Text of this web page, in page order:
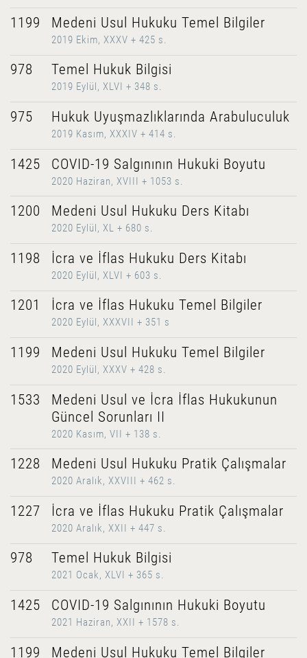
1199 Medeni Usul Hukuku Temel Bilgiler
2019 Ekim, XXXV + 425 s.
978 Temel Hukuk Bilgisi
2019 Eylül, XLVI + 348 s.
975 Hukuk Uyuşmazlıklarında Arabuluculuk
2019 Kasım, XXXIV + 414 s.
1425 COVID-19 Salgınının Hukuki Boyutu
2020 Haziran, XVIII + 1053 s.
1200 Medeni Usul Hukuku Ders Kitabı
2020 Eylül, XL + 680 s.
1198 İcra ve İflas Hukuku Ders Kitabı
2020 Eylül, XLVI + 603 s.
1201 İcra ve İflas Hukuku Temel Bilgiler
2020 Eylül, XXXVII + 351 s
1199 Medeni Usul Hukuku Temel Bilgiler
2020 Eylül, XXXV + 428 s.
1533
Medeni Usul ve İcra İflas Hukukunun
Güncel Sorunları II
2020 Kasım, VII + 138 s.
1228 Medeni Usul Hukuku Pratik Çalışmalar
2020 Aralık, XXVIII + 462 s.
1227 İcra ve İflas Hukuku Pratik Çalışmalar
2020 Aralık, XXII + 447 s.
978 Temel Hukuk Bilgisi
2021 Ocak, XLVI + 365 s.
1425 COVID-19 Salgınının Hukuki Boyutu
2021 Haziran, XXII + 1578 s.
1199 Medeni Usul Hukuku Temel Bilgiler